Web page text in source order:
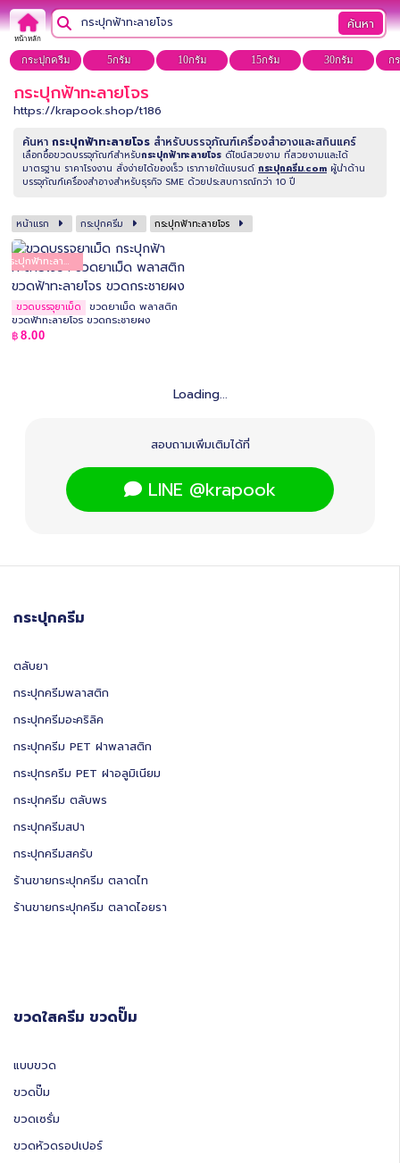
หน้าหลัก
ค้นหา
กระปุกครีม 5กรัม 10กรัม 15กรัม 30กรัม ก
กระปุกฟ้าทะลายโจร
https://krapook.shop/t186
ค้นหา กระปุกฟ้าทะลายโจร สำหรับบรรจุภัณฑ์เครื่องสำอางและสกินแคร์
เลือกซื้อขวดบรรจุภัณฑ์สำหรับกระปุกฟ้าทะลายโจร ดีไซน์สวยงาม ที่สวยงามและได้
มาตรฐาน ราคาโรงงาน สั่งง่ายได้ของเร็ว เราภายใต้แบรนด์ กระปุกครีม.com ผู้นำด้าน
บรรจุภัณฑ์เครื่องสำอางสำหรับธุรกิจ SME ด้วยประสบการณ์กว่า 10 ปี
หน้าแรก กระปุกครีม กระปุกฟ้าทะลายโจร
กระปุกฟ้าทะลายโจร
ขวดบรรจุยาเม็ด
ขวดยาเม็ด พลาสติก
ขวดฟ้าทะลายโจร ขวดกระชายผง
฿ 8.00
Loading...
สอบถามเพิ่มเติมได้ที่
LINE @krapook
กระปุกครีม
ตลับยา
กระปุกครีมพลาสติก
กระปุกครีมอะคริลิค
กระปุกครีม PET ฝาพลาสติก
กระปุกรครีม PET ฝาอลูมิเนียม
กระปุกครีม ตลับพร
กระปุกครีมสปา
กระปุกครีมสครับ
ร้านขายกระปุกครีม ตลาดไท
ร้านขายกระปุกครีม ตลาดไอยรา
ขวดใสครีม ขวดปั๊ม
แบบขวด
ขวดปั๊ม
ขวดเซรั่ม
ขวดหัวดรอปเปอร์